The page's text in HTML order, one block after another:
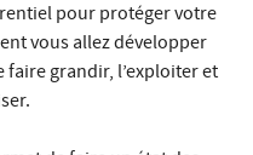
pour protéger votre
vous allez développer
faire grandir, l’exploiter et